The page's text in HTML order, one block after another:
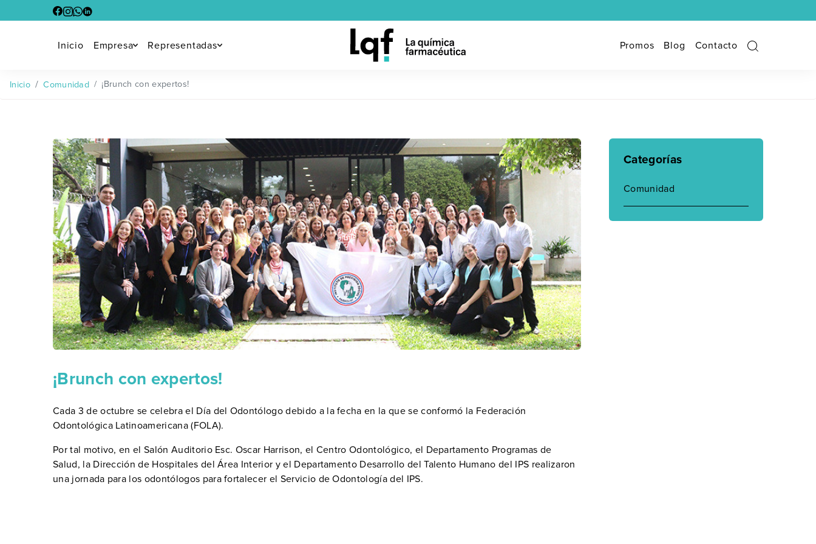
Inicio Empresa Representadas Promos Blog Contacto
Inicio Comunidad ¡Brunch con expertos!
¡Brunch con expertos!
Cada 3 de octubre se celebra el Día del Odontólogo debido a la fecha en la que se conformó la Federación
Odontológica Latinoamericana (FOLA).
Por tal motivo, en el Salón Auditorio Esc. Oscar Harrison, el Centro Odontológico, el Departamento Programas de
Salud, la Dirección de Hospitales del Área Interior y el Departamento Desarrollo del Talento Humano del IPS realizaron
una jornada para los odontólogos para fortalecer el Servicio de Odontología del IPS.
Categorías
Comunidad